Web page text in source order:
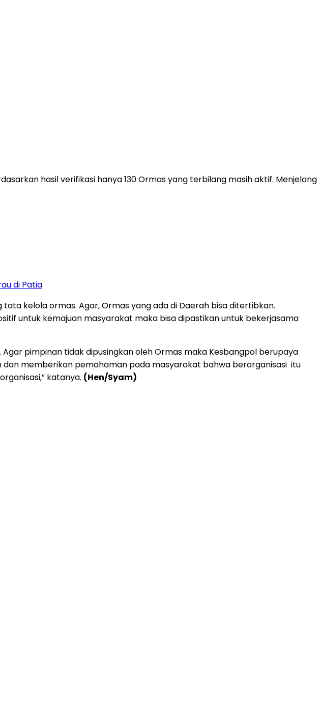
hasil verifikasi hanya 130 Ormas yang terbilang masih aktif. Menjelang
di Patia
kelola ormas. Agar, Ormas yang ada di Daerah bisa ditertibkan.
untuk kemajuan masyarakat maka bisa dipastikan untuk bekerjasama
pimpinan tidak dipusingkan oleh Ormas maka Kesbangpol berupaya
memberikan pemahaman pada masyarakat bahwa berorganisasi itu
katanya. (Hen/Syam)